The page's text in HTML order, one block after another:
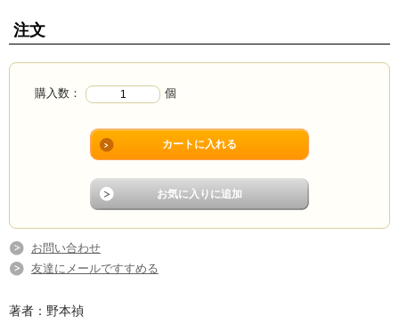
注文
購入数： 個
お問い合わせ
友達にメールですすめる
著者：野本禎